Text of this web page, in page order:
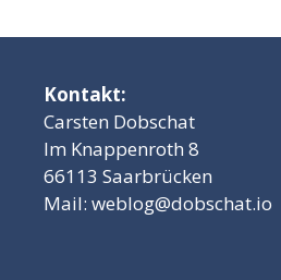
Kontakt:
Carsten Dobschat
Im Knappenroth 8
66113 Saarbrücken
Mail: weblog@dobschat.io